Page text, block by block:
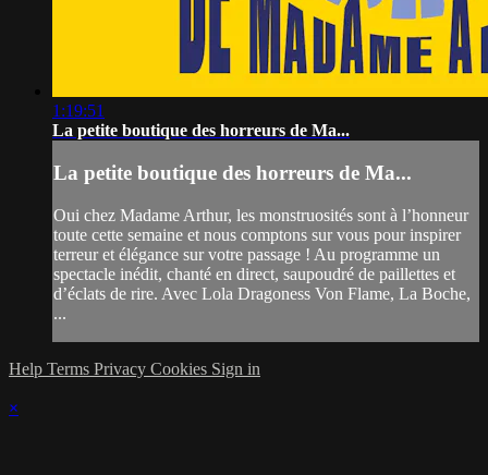
1:19:51
La petite boutique des horreurs de Ma...
La petite boutique des horreurs de Ma...
Oui chez Madame Arthur, les monstruosités sont à l’honneur
toute cette semaine et nous comptons sur vous pour inspirer
terreur et élégance sur votre passage ! Au programme un
spectacle inédit, chanté en direct, saupoudré de paillettes et
d’éclats de rire. Avec Lola Dragoness Von Flame, La Boche,
...
Help Terms Privacy Cookies Sign in
×